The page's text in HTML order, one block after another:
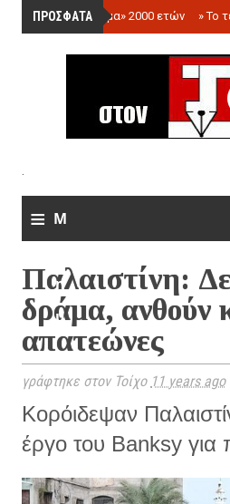
ΠΡΟΣΦΑΤΑ
»«Ολόγραμμα» 2000 ετών »Το
.
≡ M
n
u
Παλαιστίνη:
δράμα, ανθούν
απατεώνες
γράφτηκε στον Τοίχο 11 years ago
Κορόιδεψαν
έργο του Banksy για